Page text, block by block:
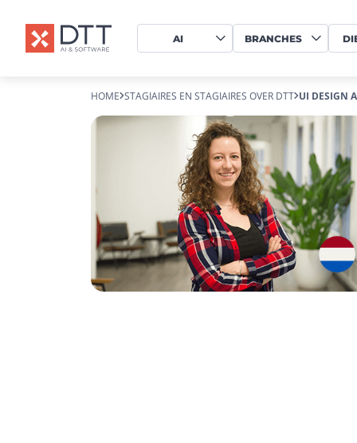
AI BRANCHES
HOME STAGIAIRES EN STAGIAIRES OVER DTT UI DESIGN